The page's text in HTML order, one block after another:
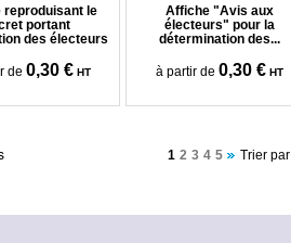
reproduisant le
portant
des électeurs
de 0,30 € HT
Affiche "Avis aux
électeurs" pour la
détermination des...
à partir de 0,30 € HT
Trier par
1 2 3 4 5